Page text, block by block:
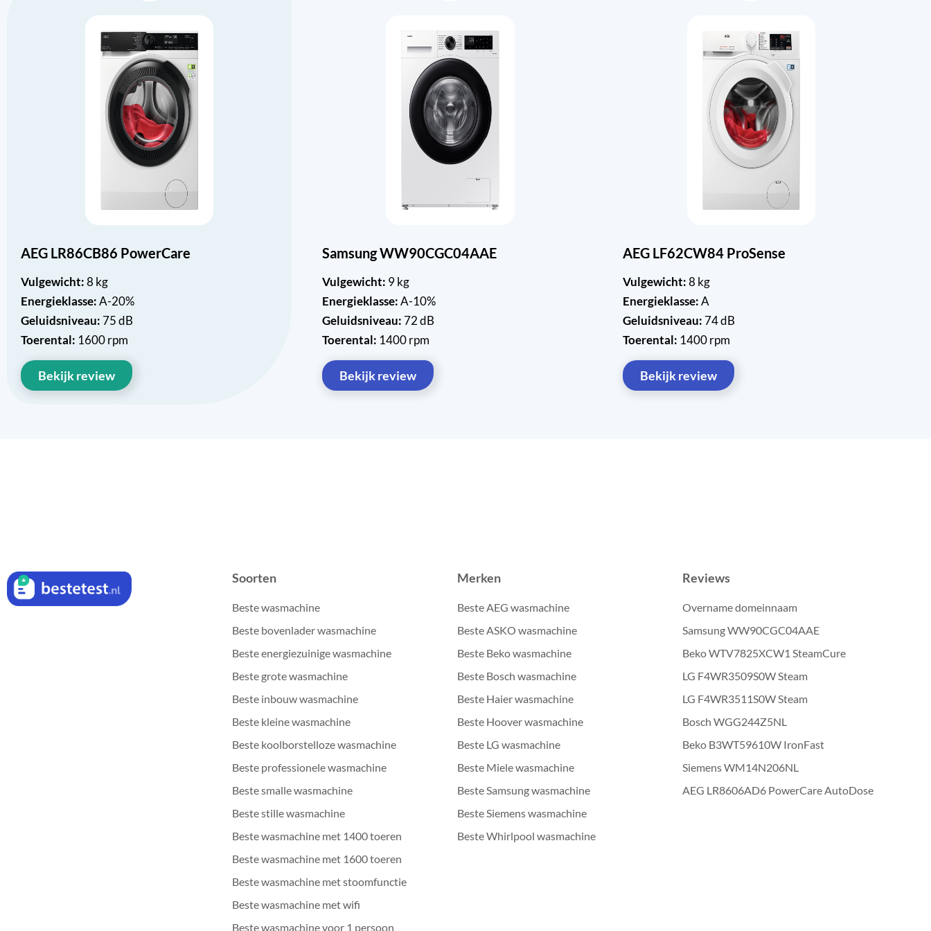
AEG LR86CB86 PowerCare
Vulgewicht:8 kg
Energieklasse:A-20%
Geluidsniveau: 75 dB
Toerental: 1600 rpm
Bekijk review
Samsung WW90CGC04AAE
Vulgewicht: 9 kg
Energieklasse:A-10%
Geluidsniveau: 72 dB
Toerental: 1400 rpm
Bekijk review
AEG LF62CW84 ProSense
Vulgewicht:8 kg
Energieklasse:A
Geluidsniveau: 74 dB
Toerental: 1400 rpm
Bekijk review
Soorten
Beste wasmachine
Beste bovenlader wasmachine
Beste energiezuinige wasmachine
Beste grote wasmachine
Beste inbouw wasmachine
Beste kleine wasmachine
Beste koolborstelloze wasmachine
Beste professionele wasmachine
Beste smalle wasmachine
Beste stille wasmachine
Beste wasmachine met 1400 toeren
Beste wasmachine met 1600 toeren
Beste wasmachine met stoomfunctie
Beste wasmachine met wifi
Beste wasmachine voor 1 persoon
Merken
Beste AEG wasmachine
Beste ASKO wasmachine
Beste Beko wasmachine
Beste Bosch wasmachine
Beste Haier wasmachine
Beste Hoover wasmachine
Beste LG wasmachine
Beste Miele wasmachine
Beste Samsung wasmachine
Beste Siemens wasmachine
Beste Whirlpool wasmachine
Reviews
Overname domeinnaam
Samsung WW90CGC04AAE
Beko WTV7825XCW1 SteamCure
LG F4WR3509S0W Steam
LG F4WR3511S0W Steam
Bosch WGG244Z5NL
Beko B3WT59610W IronFast
Siemens WM14N206NL
AEG LR8606AD6 PowerCare AutoDose